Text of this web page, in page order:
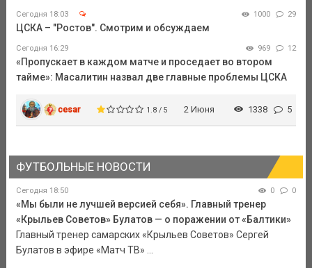
Сегодня 18:03 1000 29
ЦСКА – "Ростов". Смотрим и обсуждаем
Сегодня 16:29 969 12
«Пропускает в каждом матче и проседает во втором
тайме»: Масалитин назвал две главные проблемы ЦСКА
cesar 1.8 / 5 2 Июня 1338 5
ФУТБОЛЬНЫЕ НОВОСТИ
Сегодня 18:50 0 0
«Мы были не лучшей версией себя». Главный тренер
«Крыльев Советов» Булатов — о поражении от «Балтики»
Главный тренер самарских «Крыльев Советов» Сергей
Булатов в эфире «Матч ТВ» ...